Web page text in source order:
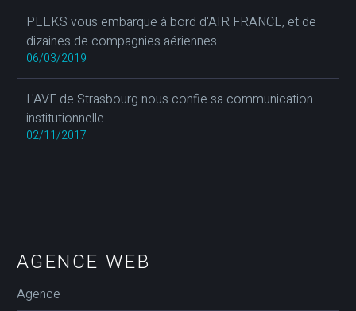
PEEKS vous embarque à bord d'AIR FRANCE, et de
dizaines de compagnies aériennes
06/03/2019
L'AVF de Strasbourg nous confie sa communication
institutionnelle...
02/11/2017
AGENCE WEB
Agence